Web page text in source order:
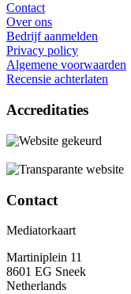
Contact
Over ons
Bedrijf aanmelden
Privacy policy
Algemene voorwaarden
Recensie achterlaten
Accreditaties
Contact
Mediatorkaart
Martiniplein 11
8601 EG Sneek
Netherlands